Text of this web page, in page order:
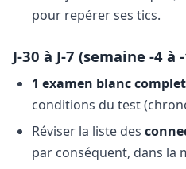
pour repérer ses tics.
J-30 à J-7 (semaine -4
1 examen blanc
conditions du test
Réviser la liste des
par conséquent, dans la